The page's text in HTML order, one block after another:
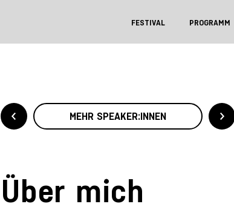
FESTIVAL PROGRAMM
MEHR SPEAKER:INNEN
Über mich